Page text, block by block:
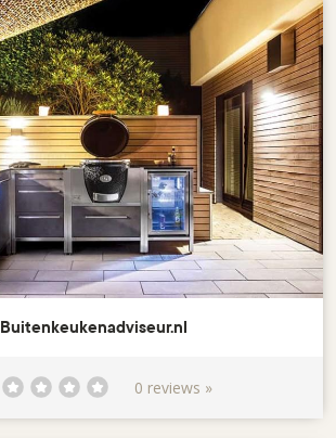
Buitenkeukenadviseur.nl
0 reviews »